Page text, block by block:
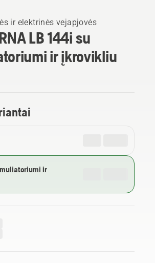
ir elektrinės vejapjovės
LB 144i su
ir įkrovikliu
ir